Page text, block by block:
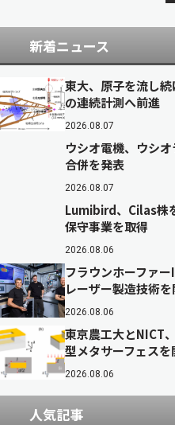
新着ニュース
東大、原子を流し
の連続計測へ前進
2026.08.07
ウシオ電機、ウシ
合併を発表
2026.08.07
Lumibird、Cilas株
保守事業を取得
2026.08.06
フラウンホーファ
レーザー製造技術
2026.08.06
東京農工大とNICT
型メタサーフェスを
2026.08.06
人気記事